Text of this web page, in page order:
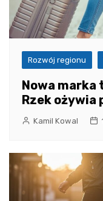
Rozwój regionu
Nowa
Rzek ożywia
Kamil Kowal